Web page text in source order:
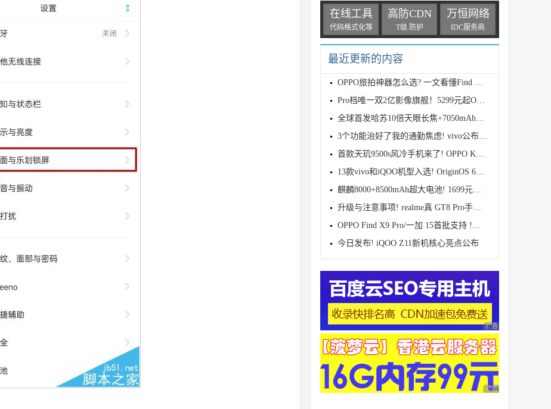
在线工具
代码格式化等
高防CDN
T级 防护
万恒网络
IDC服务商
最近更新的内容
OPPO旅拍神器怎么选? 一文看懂Find X9s Pro和Find X9
Pro档唯一双2亿影像旗舰！5299元起OPPO Find X9s Pro
全球首发哈苏10倍天眼长焦+7050mAh电池! 7499元起OPPO
3个功能治好了我的通勤焦虑! vivo公布OriginOS 6四月
首款天玑9500s风冷手机来了! OPPO K15 Pro系列正式发
13款vivo和iQOO机型入选! OriginOS 6新一轮公测开启招
麒麟8000+8500mAh超大电池! 1699元起华为畅享90 Pro M
升级与注意事项! realme真 GT8 Pro手机适配Android 17
OPPO Find X9 Pro/一加 15首批支持 !基于Android 17 B
今日发布! iQOO Z11新机核心亮点公布
广告 商业广告，理性
广告 商业广告，理性